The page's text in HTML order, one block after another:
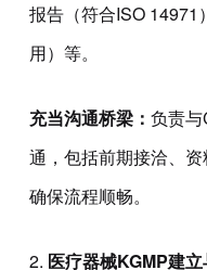
报告（符合ISO 14971
用）等。
充当沟通桥梁： 负责
通，包括前期接洽、
确保流程顺畅。
2. 医疗器械KGMP建